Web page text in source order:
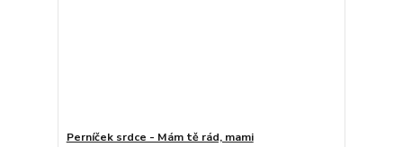
Perníček srdce - Mám tě rád, mami